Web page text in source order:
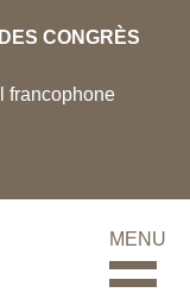
CONGRÈS
francophone
MENU